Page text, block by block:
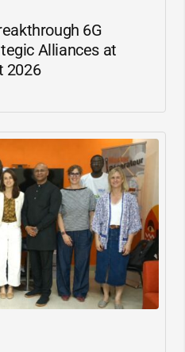
6G
Alliances at
2026